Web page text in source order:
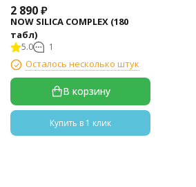
2 890₽
NOW SILICA COMPLEX (180
табл)
5.0 1
Осталось несколько штук
В корзину
Купить в 1 клик